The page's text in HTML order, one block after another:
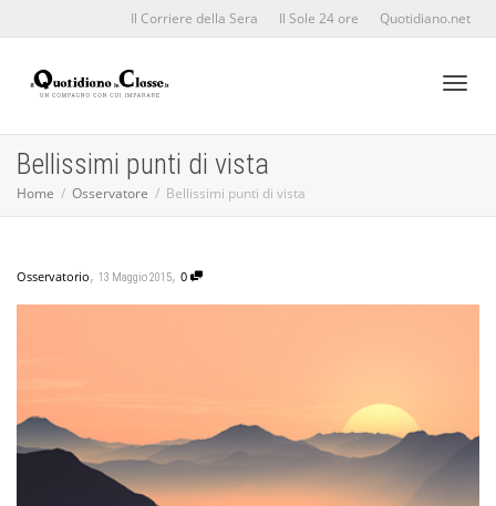
Il Corriere della Sera Il Sole 24 ore Quotidiano.net
Bellissimi punti di vista
Home Osservatore Bellissimi punti di vista
Osservatorio, 13 Maggio 2015, 0